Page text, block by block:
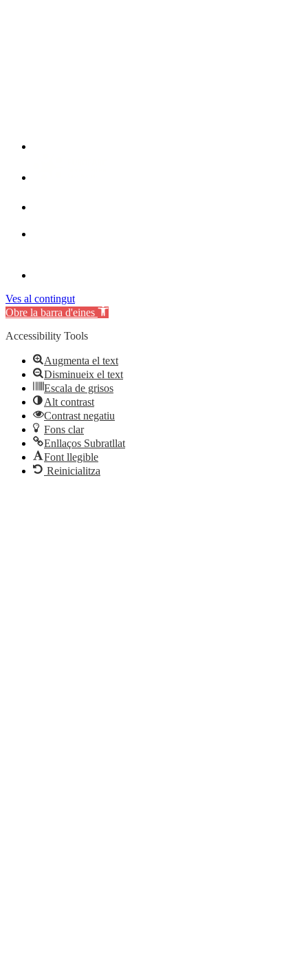
Ves al contingut
Obre la barra d'eines
Accessibility Tools
Augmenta el text
Disminueix el text
Escala de grisos
Alt contrast
Contrast negatiu
Fons clar
Enllaços Subratllat
Font llegible
Reinicialitza